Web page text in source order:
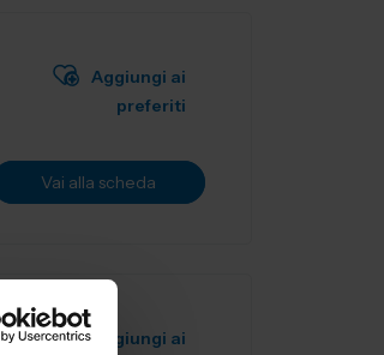
Aggiungi ai
preferiti
Vai alla scheda
Aggiungi ai